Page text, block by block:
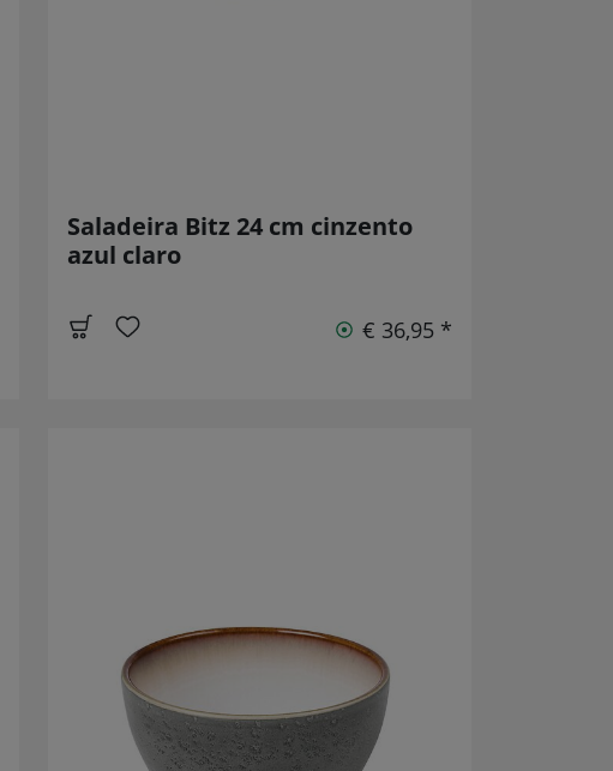
Saladeira Bitz 24 cm cinzento
azul claro
€ 36,95 *